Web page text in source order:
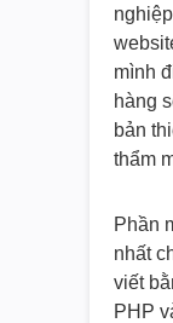
mình
hàng
bản
thẩm
Phần
nhất
viết
PHP